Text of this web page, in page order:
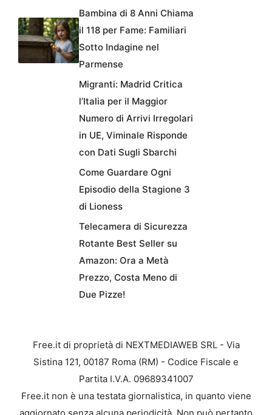
Bambina di 8 Anni Chiama
il 118 per Fame: Familiari
Sotto Indagine nel
Parmense
Migranti: Madrid Critica
l’Italia per il Maggior
Numero di Arrivi Irregolari
in UE, Viminale Risponde
con Dati Sugli Sbarchi
Come Guardare Ogni
Episodio della Stagione 3
di Lioness
Telecamera di Sicurezza
Rotante Best Seller su
Amazon: Ora a Metà
Prezzo, Costa Meno di
Due Pizze!
Free.it di proprietà di NEXTMEDIAWEB SRL - Via
Sistina 121, 00187 Roma (RM) - Codice Fiscale e
Partita I.V.A. 09689341007
Free.it non è una testata giornalistica, in quanto viene